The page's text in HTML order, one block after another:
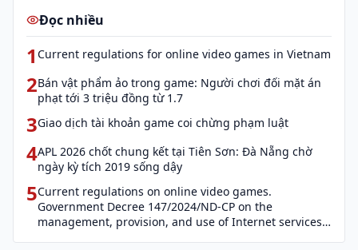
Đọc nhiều
1 Current regulations for online video games in Vietnam
2Bán vật phẩm ảo trong game: Người chơi đối mặt án
phạt tới 3 triệu đồng từ 1.7
3Giao dịch tài khoản game coi chừng phạm luật
4APL 2026 chốt chung kết tại Tiên Sơn: Đà Nẵng chờ
ngày kỳ tích 2019 sống dậy
5Current regulations on online video games.
Government Decree 147/2024/ND-CP on the
management, provision, and use of Internet services